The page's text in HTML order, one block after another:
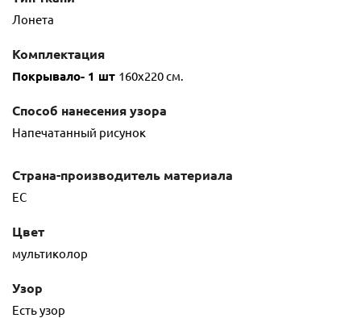
Лонета
Комплектация
Покрывало- 1 шт 160х220 см.
Способ нанесения узора
Напечатанный рисунок
Страна-производитель материала
ЕС
Цвет
мультиколор
Узор
Есть узор